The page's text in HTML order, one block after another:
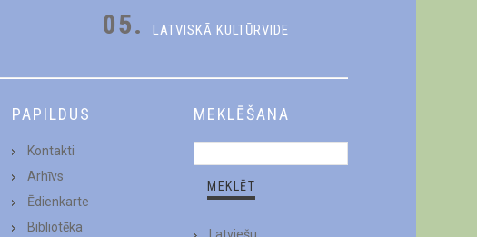
05. LATVISKĀ KULTŪRVIDE
PAPILDUS
Kontakti
Arhīvs
Ēdienkarte
Bibliotēka
MEKLĒŠANA